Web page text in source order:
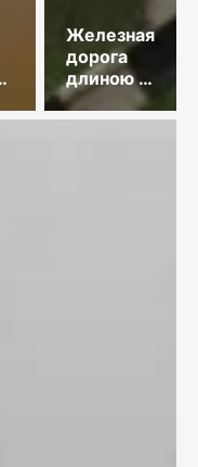
Железная
дорога
длиною в
35 лет